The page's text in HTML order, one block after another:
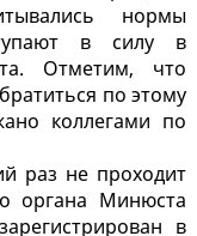
нормы
в силу в
Отметим, что
по этому
коллегами по
раз не проходит
органа Минюста
в